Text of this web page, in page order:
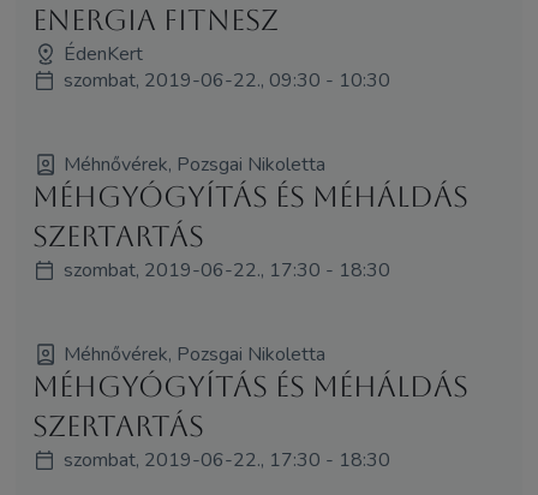
Energia Fitnesz
ÉdenKert
szombat, 2019-06-22., 09:30 - 10:30
Méhnővérek, Pozsgai Nikoletta
Méhgyógyítás és MéhÁldás
szertartás
szombat, 2019-06-22., 17:30 - 18:30
Méhnővérek, Pozsgai Nikoletta
Méhgyógyítás és MéhÁldás
szertartás
szombat, 2019-06-22., 17:30 - 18:30